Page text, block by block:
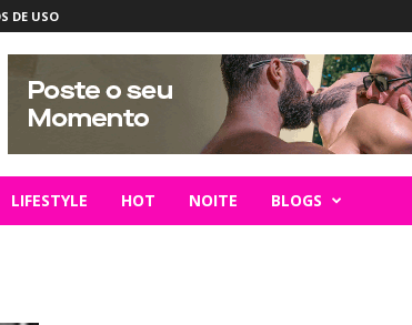
DE USO
LIFESTYLE HOT NOITE BLOGS